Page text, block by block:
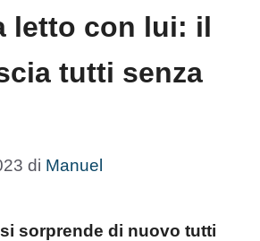
letto con lui: il
tutti senza
di Manuel
sorprende di nuovo tutti